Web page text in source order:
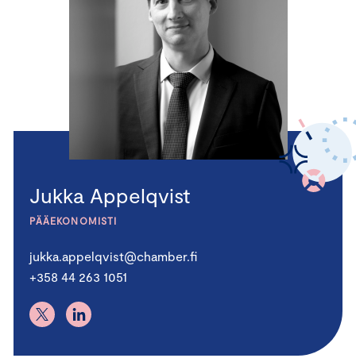
Jukka Appelqvist
PÄÄEKONOMISTI
jukka.appelqvist@chamber.fi
+358 44 263 1051